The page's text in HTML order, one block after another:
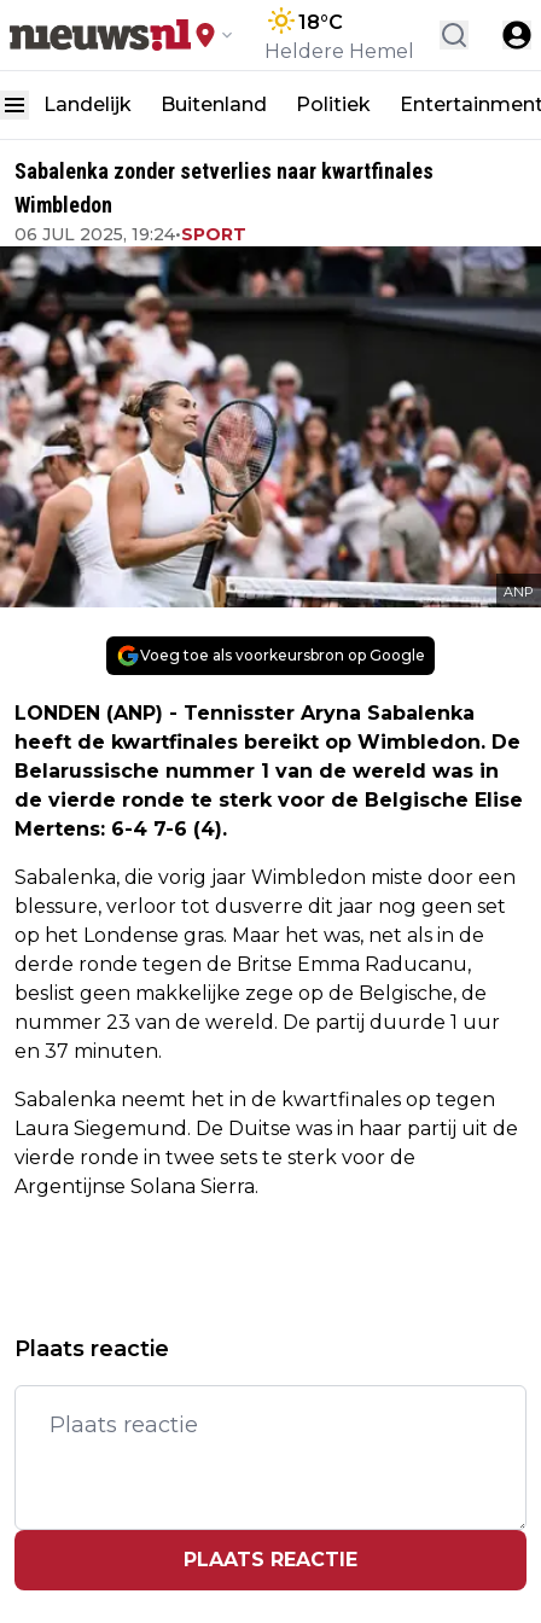
18°C
Heldere Hemel
Landelijk Buitenland Politiek
Sabalenka zonder setverlies naar kwartfinales
Wimbledon
06 JUL 2025, 19:24•SPORT
ANP
Voeg toe als voorkeursbron op Google
LONDEN (ANP) - Tennisster Aryna Sabalenka
heeft de kwartfinales bereikt op Wimbledon. De
Belarussische nummer 1 van de wereld was in
de vierde ronde te sterk voor de Belgische Elise
Mertens: 6-4 7-6 (4).
Sabalenka, die vorig jaar Wimbledon miste door een
blessure, verloor tot dusverre dit jaar nog geen set
op het Londense gras. Maar het was, net als in de
derde ronde tegen de Britse Emma Raducanu,
beslist geen makkelijke zege op de Belgische, de
nummer 23 van de wereld. De partij duurde 1 uur
en 37 minuten.
Sabalenka neemt het in de kwartfinales op tegen
Laura Siegemund. De Duitse was in haar partij uit de
vierde ronde in twee sets te sterk voor de
Argentijnse Solana Sierra.
OVERLEDEN
MEDIA: TIKTOK BOUWT NIEUWE
VERSIE APP VOOR GEBRUIKERS IN VS
Plaats reactie
PLAATS REACTIE